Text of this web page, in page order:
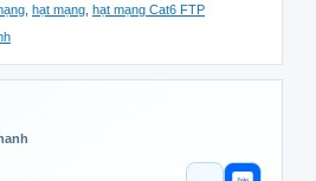
hạt mạng hạt mạng Cat6 FTP